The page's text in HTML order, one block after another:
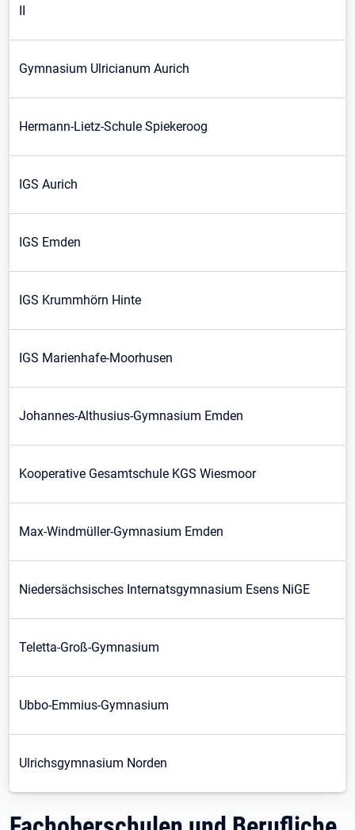
II
Gymnasium Ulricianum Aurich
Hermann-Lietz-Schule Spiekeroog
IGS Aurich
IGS Emden
IGS Krummhörn Hinte
IGS Marienhafe-Moorhusen
Johannes-Althusius-Gymnasium Emden
Kooperative Gesamtschule KGS Wiesmoor
Max-Windmüller-Gymnasium Emden
Niedersächsisches Internatsgymnasium Esens NiGE
Teletta-Groß-Gymnasium
Ubbo-Emmius-Gymnasium
Ulrichsgymnasium Norden